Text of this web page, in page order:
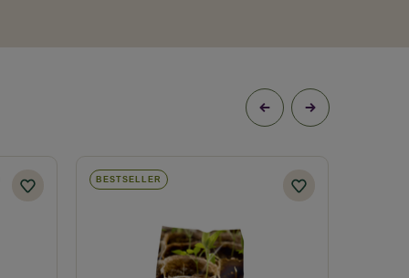
BESTSELLER